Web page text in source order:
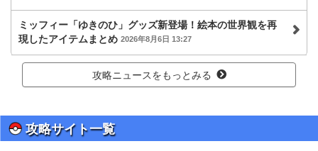
ミッフィー「ゆきのひ」グッズ新登場！絵本の世界観を再
現したアイテムまとめ 2026年8月6日 13:27
攻略ニュースをもっとみる
攻略サイト一覧